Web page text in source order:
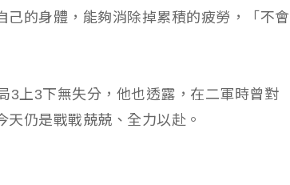
的身體，能夠消除掉累積的疲勞，「不會
3上3下無失分，他也透露，在二軍時曾對
仍是戰戰兢兢、全力以赴。